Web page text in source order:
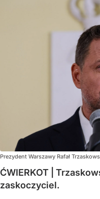
Prezydent Warszawy Rafał
ĆWIERKOT |
zaskoczyciel.